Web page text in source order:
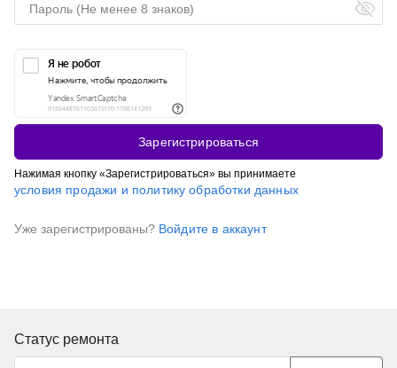
Зарегистрироваться
Нажимая кнопку «Зарегистрироваться» вы принимаете
условия продажи и политику обработки данных
Уже зарегистрированы? Войдите в аккаунт
Статус ремонта